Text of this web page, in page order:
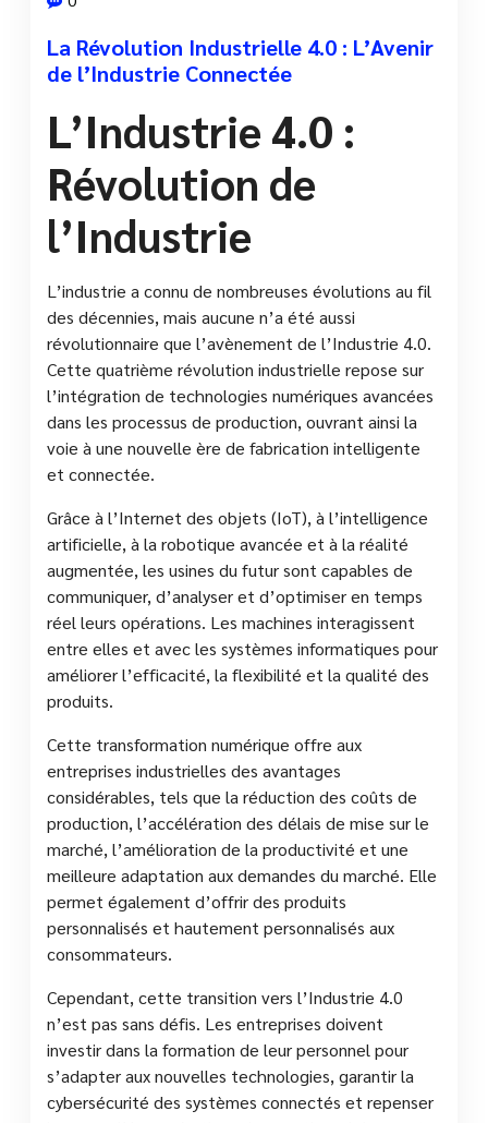
La Révolution Industrielle 4.0 : L’Avenir
de l’Industrie Connectée
L’Industrie 4.0 :
Révolution de
l’Industrie
L’industrie a connu de nombreuses évolutions au fil
des décennies, mais aucune n’a été aussi
révolutionnaire que l’avènement de l’Industrie 4.0.
Cette quatrième révolution industrielle repose sur
l’intégration de technologies numériques avancées
dans les processus de production, ouvrant ainsi la
voie à une nouvelle ère de fabrication intelligente
et connectée.
Grâce à l’Internet des objets (IoT), à l’intelligence
artificielle, à la robotique avancée et à la réalité
augmentée, les usines du futur sont capables de
communiquer, d’analyser et d’optimiser en temps
réel leurs opérations. Les machines interagissent
entre elles et avec les systèmes informatiques pour
améliorer l’efficacité, la flexibilité et la qualité des
produits.
Cette transformation numérique offre aux
entreprises industrielles des avantages
considérables, tels que la réduction des coûts de
production, l’accélération des délais de mise sur le
marché, l’amélioration de la productivité et une
meilleure adaptation aux demandes du marché. Elle
permet également d’offrir des produits
personnalisés et hautement personnalisés aux
consommateurs.
Cependant, cette transition vers l’Industrie 4.0
n’est pas sans défis. Les entreprises doivent
investir dans la formation de leur personnel pour
s’adapter aux nouvelles technologies, garantir la
cybersécurité des systèmes connectés et repenser